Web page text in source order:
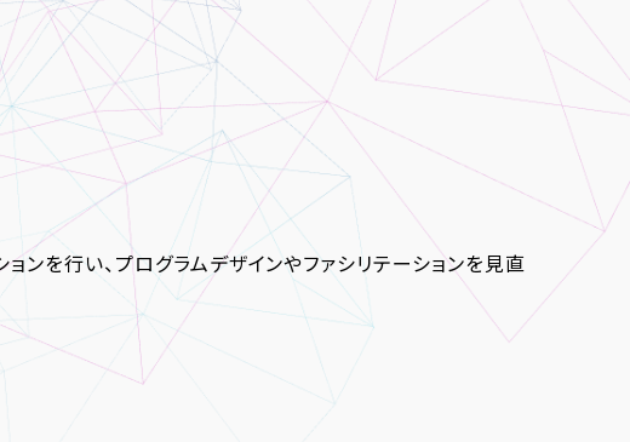
ンを行い、プログラムデザインやファシリテーションを見直